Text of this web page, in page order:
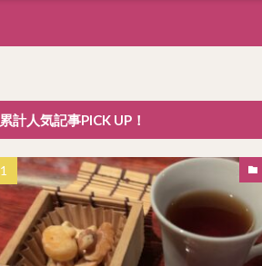
累計人気記事PICK UP！